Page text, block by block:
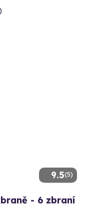
9.5(5)
- 6 zbraní